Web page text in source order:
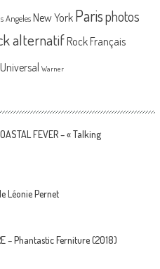
Angeles New York Parisphotos
alternatif Rock Français
Universal Warner
FEVER – « Talking
Léonie Pernet
– Phantastic Ferniture (2018)